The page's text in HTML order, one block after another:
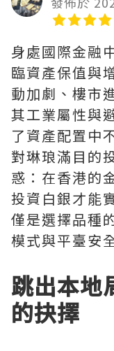
身處國際金融
臨資產保值與
動加劇、樓市
其工業屬性與
了資產配置中
對琳琅滿目的
惑：在香港的
投資白銀才能
僅是選擇品種
模式與平臺安
跳出本地
的抉擇